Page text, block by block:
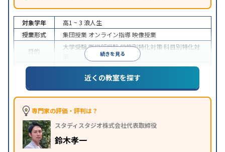
続きを見る
対象学年 高1 ~ 3 浪人生
授業形式
集団授業 オンライン指導映像授業
目的
大学受験医学部受験学校別特化対策科目別特化対
特待生・奨学金制度あり授業の振替可能学習に
PC・タブレットを利用1科目から受講可能
習のみの受講可
※2024年6月調査。大学受験塾・予備校のアンケート調査方法を参照
近くの教室を探す
専門家の評価・評判は？
スタディスタジオ株式会社代表取締役
鈴木孝一